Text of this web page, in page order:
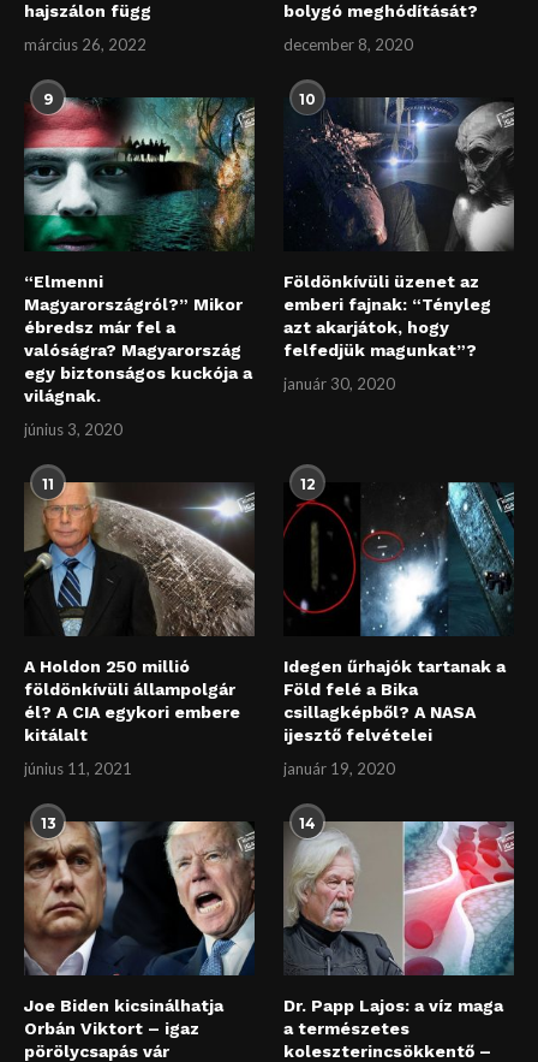
hajszálon függ
március 26, 2022
bolygó meghódítását?
december 8, 2020
9
“Elmenni
Magyarországról?” Mikor
ébredsz már fel a
valóságra? Magyarország
egy biztonságos kuckója a
világnak.
június 3, 2020
10
Földönkívüli üzenet az
emberi fajnak: “Tényleg
azt akarjátok, hogy
felfedjük magunkat”?
január 30, 2020
11
A Holdon 250 millió
földönkívüli állampolgár
él? A CIA egykori embere
kitálalt
június 11, 2021
12
Idegen űrhajók tartanak a
Föld felé a Bika
csillagképből? A NASA
ijesztő felvételei
január 19, 2020
13
Joe Biden kicsinálhatja
Orbán Viktort – igaz
pörölycsapás vár
14
Dr. Papp Lajos: a víz maga
a természetes
koleszterincsökkentő –